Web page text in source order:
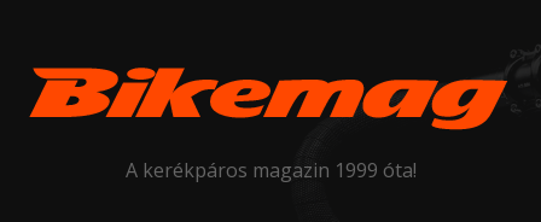
A kerékpáros magazin 1999 óta!